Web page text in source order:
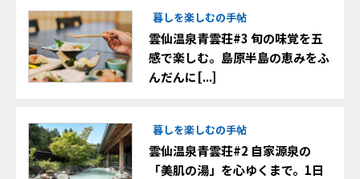
暮しを楽しむの手帖
雲仙温泉青雲荘#3 旬の味覚を五
感で楽しむ。島原半島の恵みをふ
んだんに[...]
暮しを楽しむの手帖
雲仙温泉青雲荘#2 自家源泉の
「美肌の湯」を心ゆくまで。1日